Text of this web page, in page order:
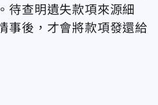
待查明遺失款項來源細
事後，才會將款項發還給